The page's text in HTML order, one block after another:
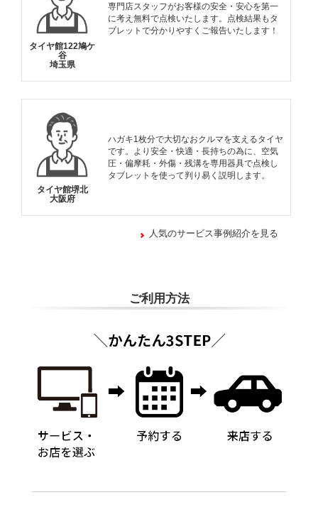
タイヤ館122鳩ケ
谷
埼玉県
専門店スタッフがお客様の安全・安心を第一
に考え無料で点検いたします。点検結果もタ
ブレットで分かりやすくご報告いたします！
タイヤ館堺北
大阪府
ハガキ1枚分で大切なおクルマを支えるタイヤ
です。より安全・快適・長持ちの為に、空気
圧・偏摩耗・外傷・残溝を専用器具で点検し
タブレットを使って判り易く説明します。
人気のサービス事例紹介を見る
ご利用方法